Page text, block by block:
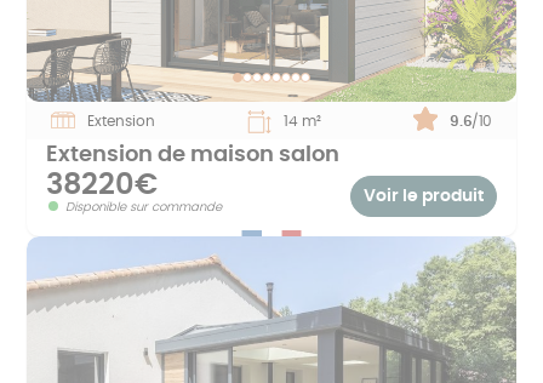
Extension 14 m² Note :
9.6/10
Extension de maison salon
38220€
Disponible sur commande
Voir le produit